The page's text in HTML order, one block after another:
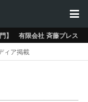
門】 有限会社 斉藤プレス
ィア掲載